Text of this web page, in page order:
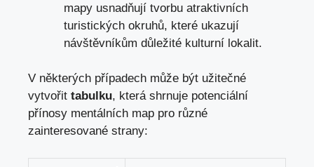
mapy usnadňují tvorbu atraktivních
turistických okruhů, které ukazují
návštěvníkům důležité kulturní lokalit.
V některých případech může být užitečné
vytvořit tabulku, která shrnuje potenciální
přínosy mentálních map pro různé
zainteresované strany: